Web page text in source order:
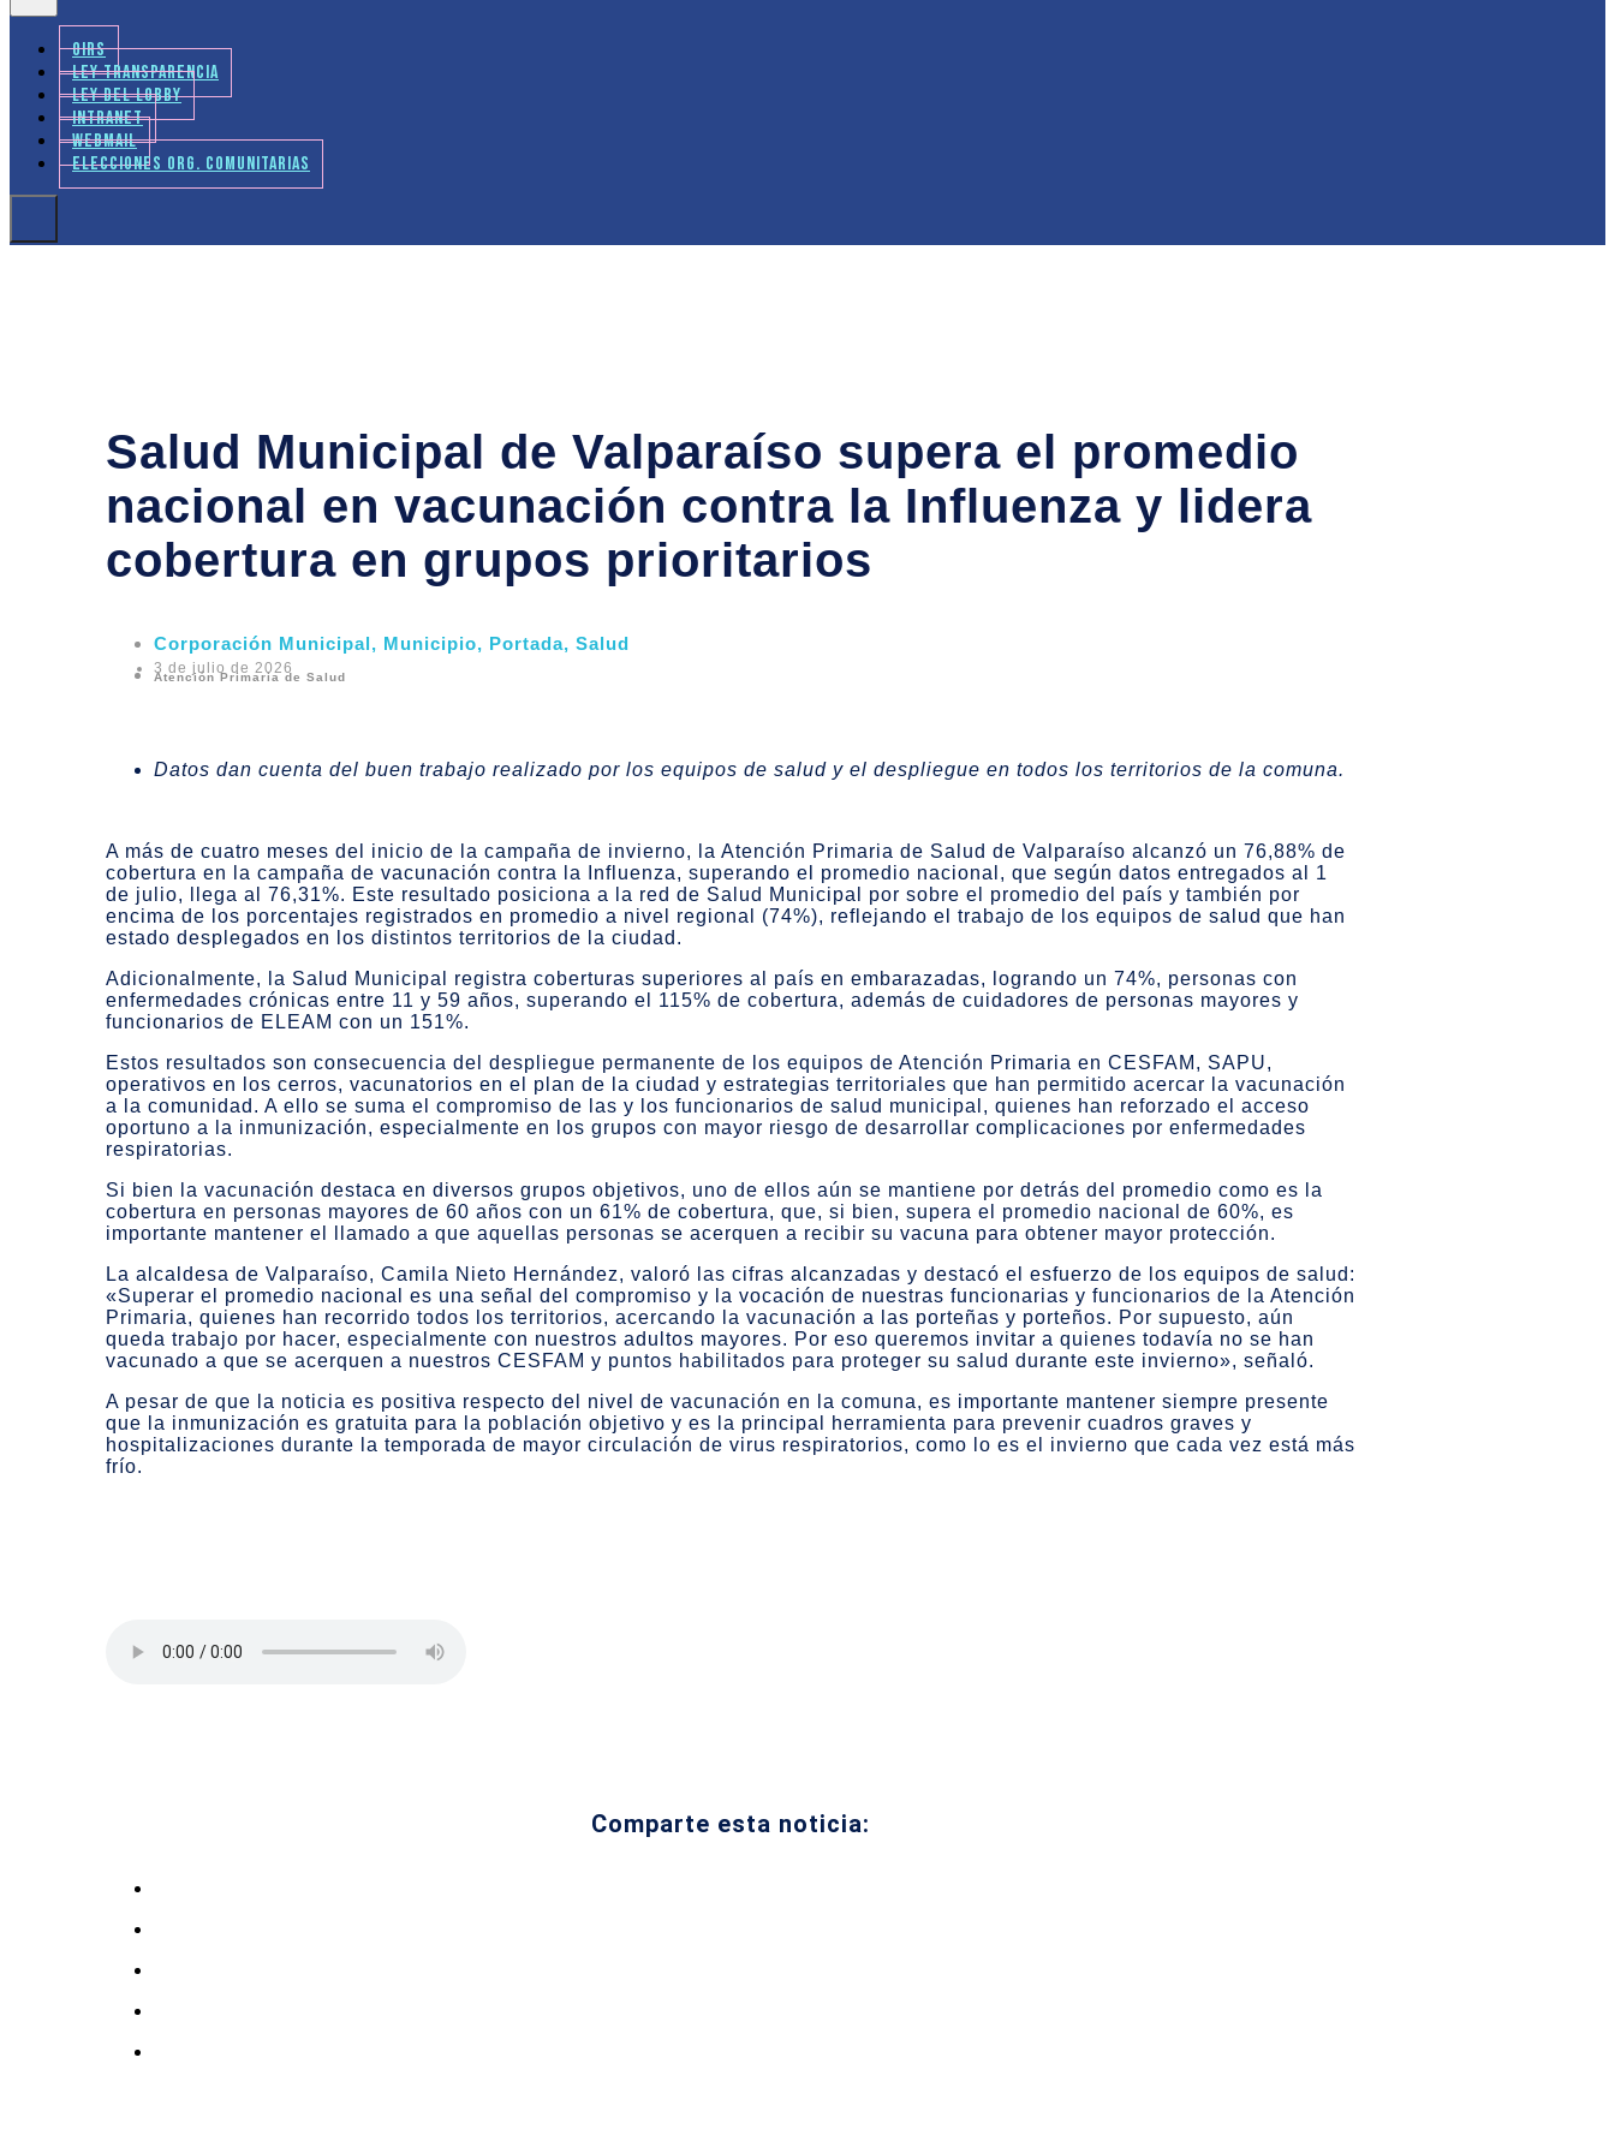
OIRS
LEY TRANSPARENCIA
LEY DEL LOBBY
INTRANET
WEBMAIL
ELECCIONES ORG. COMUNITARIAS
Salud Municipal de Valparaíso supera el promedio
nacional en vacunación contra la Influenza y lidera
cobertura en grupos prioritarios
Corporación Municipal, Municipio, Portada, Salud
3 de julio de 2026
Atención Primaria de Salud
Datos dan cuenta del buen trabajo realizado por los equipos de salud y el despliegue en todos los territorios de la comuna.
A más de cuatro meses del inicio de la campaña de invierno, la Atención Primaria de Salud de Valparaíso alcanzó un 76,88% de
cobertura en la campaña de vacunación contra la Influenza, superando el promedio nacional, que según datos entregados al 1
de julio, llega al 76,31%. Este resultado posiciona a la red de Salud Municipal por sobre el promedio del país y también por
encima de los porcentajes registrados en promedio a nivel regional (74%), reflejando el trabajo de los equipos de salud que han
estado desplegados en los distintos territorios de la ciudad.
Adicionalmente, la Salud Municipal registra coberturas superiores al país en embarazadas, logrando un 74%, personas con
enfermedades crónicas entre 11 y 59 años, superando el 115% de cobertura, además de cuidadores de personas mayores y
funcionarios de ELEAM con un 151%.
Estos resultados son consecuencia del despliegue permanente de los equipos de Atención Primaria en CESFAM, SAPU,
operativos en los cerros, vacunatorios en el plan de la ciudad y estrategias territoriales que han permitido acercar la vacunación
a la comunidad. A ello se suma el compromiso de las y los funcionarios de salud municipal, quienes han reforzado el acceso
oportuno a la inmunización, especialmente en los grupos con mayor riesgo de desarrollar complicaciones por enfermedades
respiratorias.
Si bien la vacunación destaca en diversos grupos objetivos, uno de ellos aún se mantiene por detrás del promedio como es la
cobertura en personas mayores de 60 años con un 61% de cobertura, que, si bien, supera el promedio nacional de 60%, es
importante mantener el llamado a que aquellas personas se acerquen a recibir su vacuna para obtener mayor protección.
La alcaldesa de Valparaíso, Camila Nieto Hernández, valoró las cifras alcanzadas y destacó el esfuerzo de los equipos de salud:
«Superar el promedio nacional es una señal del compromiso y la vocación de nuestras funcionarias y funcionarios de la Atención
Primaria, quienes han recorrido todos los territorios, acercando la vacunación a las porteñas y porteños. Por supuesto, aún
queda trabajo por hacer, especialmente con nuestros adultos mayores. Por eso queremos invitar a quienes todavía no se han
vacunado a que se acerquen a nuestros CESFAM y puntos habilitados para proteger su salud durante este invierno», señaló.
A pesar de que la noticia es positiva respecto del nivel de vacunación en la comuna, es importante mantener siempre presente
que la inmunización es gratuita para la población objetivo y es la principal herramienta para prevenir cuadros graves y
hospitalizaciones durante la temporada de mayor circulación de virus respiratorios, como lo es el invierno que cada vez está más
frío.
Comparte esta noticia: